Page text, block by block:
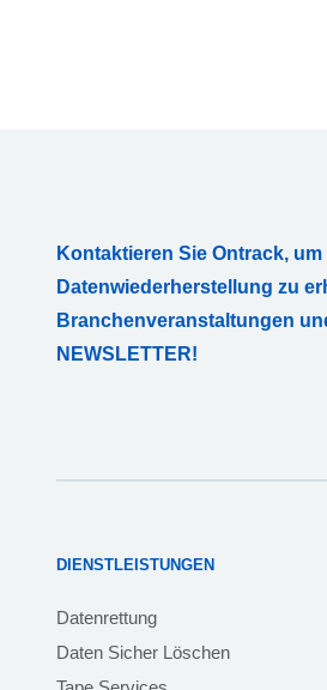
Kontaktieren Sie Ontrack,
Datenwiederherstellung zu
Branchenveranstaltungen
NEWSLETTER!
DIENSTLEISTUNGEN
Datenrettung
Daten Sicher Löschen